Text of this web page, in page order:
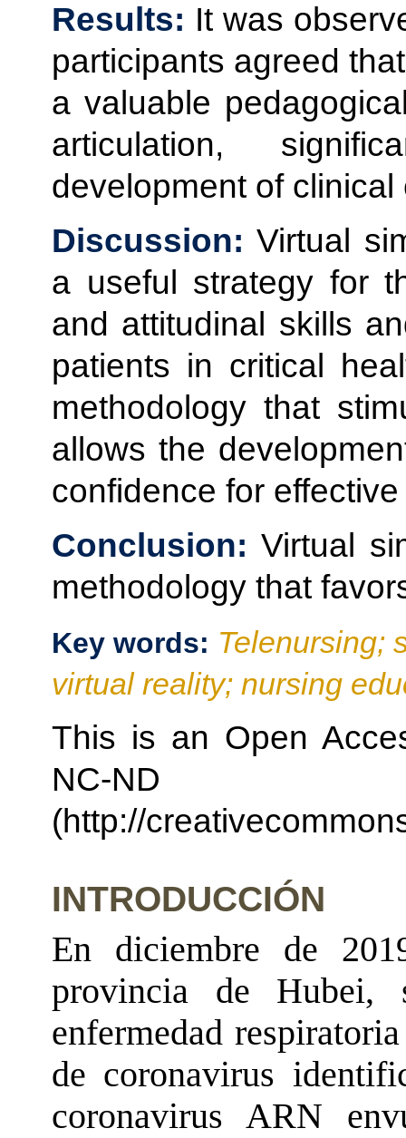
Results: It was
participants agreed
a valuable
articulation,
development of
Discussion:Virtual
a useful strategy for
and attitudinal skills
patients in critical
methodology that
allows the
confidence for
Conclusion:Virtual
methodology that
Key words: Telenursing;
virtual reality; nursing
This is an Open
NC-
(http://
INTRODUCCIÓN
En diciembre de
provincia de
enfermedad
de coronavirus
coronavirus ARN